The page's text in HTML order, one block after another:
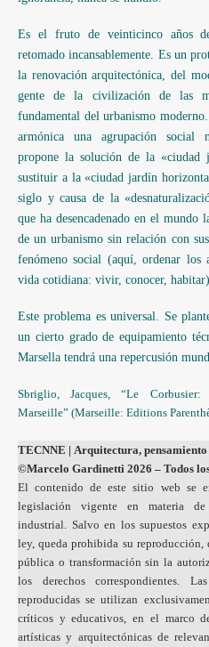
Es el fruto de veinticinco años
retomado incansablemente. Es un
la renovación arquitectónica, del
gente de la civilización de las
fundamental del urbanismo
armónica una agrupación social
propone la solución de la «ciudad
sustituir a la «ciudad jardín
siglo y causa de la
que ha desencadenado en el mundo
de un urbanismo sin relación con
fenómeno social (aquí, ordenar los
vida cotidiana: vivir, conocer, habitar).
Este problema es universal. Se
un cierto grado de equipamiento
Marsella tendrá una repercusión
Sbriglio, Jacques, “Le Corbusier:
Marseille” (Marseille: Editions
TECNNE | Arquitectura,
©Marcelo Gardinetti 2026 – Todos
El contenido de este sitio web se
legislación vigente en materia
industrial. Salvo en los supuestos
ley, queda prohibida su
pública o transformación sin la
los derechos correspondientes.
reproducidas se utilizan
críticos y educativos, en el marco
artísticas y arquitectónicas de